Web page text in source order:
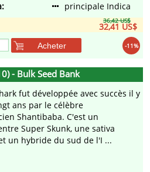
principale Indica
36,42 US$
32,41 US$
-11%
Acheter
- Bulk Seed Bank
fut développée avec succès il y
ans par le célèbre
Shantibaba. C'est un
Super Skunk, une sativa
un hybride du sud de l'I ...